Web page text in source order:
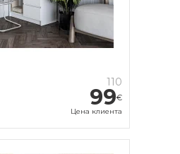
110
99€
Цена клиента